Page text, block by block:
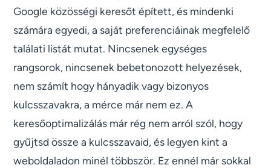
Google közösségi keresőt épített, és mindenki
számára egyedi, a saját preferenciáinak megfelelő
találati listát mutat. Nincsenek egységes
rangsorok, nincsenek bebetonozott helyezések,
nem számít hogy hányadik vagy bizonyos
kulcsszavakra, a mérce már nem ez. A
keresőoptimalizálás már rég nem arról szól, hogy
gyűjtsd össze a kulcsszavaid, és legyen kint a
weboldaladon minél többször. Ez ennél már sokkal